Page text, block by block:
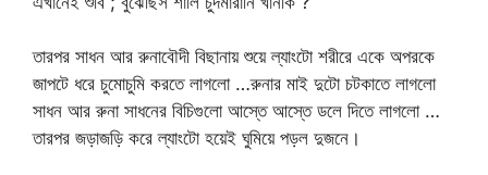
তারপর সাধন আর রুনাবৌদী বিছানায় শুয়ে ল্যাংটো শরীরে একে অপরকে
জাপটে ধরে চুমোচুমি করতে লাগলো …রুনার মাই দুটো চটকাতে লাগলো
সাধন আর রুনা সাধনের বিচিগুলো আস্তে আস্তে ডলে দিতে লাগলো …
তারপর জড়াজড়ি করে ল্যাংটো হয়েই ঘুমিয়ে পড়ল দুজনে।